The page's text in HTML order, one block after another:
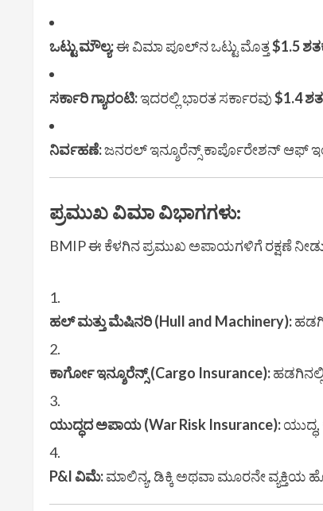
ಒಟ್ಟು ಮೌಲ್ಯ:ಈ ವಿಮಾ ಪೂಲ್‌ನ ಒಟ್ಟು ಮೊತ್ತ$1.5
ಸರ್ಕಾರಿ ಗ್ಯಾರಂಟಿ:ಇದರಲ್ಲಿ ಭಾರತ ಸರ್ಕಾರವು$1.4
ನಿರ್ವಹಣೆ:ಜನರಲ್ ಇನ್ಶೂರೆನ್ಸ್ ಕಾರ್ಪೊರೇಶನ್ ಆಫ್
ಪ್ರಮುಖ ವಿಮಾ ವಿಭಾಗಗಳು:
BMIP ಈ ಕೆಳಗಿನ ಪ್ರಮುಖ ಅಪಾಯಗಳಿಗೆ ರಕ್ಷಣೆ
ಹಲ್ ಮತ್ತು ಮೆಷಿನರಿ (Hull and Machinery):
ಕಾರ್ಗೋ ಇನ್ಶೂರೆನ್ಸ್ (Cargo Insurance):
ಯುದ್ಧದ ಅಪಾಯ (War Risk Insurance):
P&I ವಿಮೆ:ಮಾಲಿನ್ಯ, ಡಿಕ್ಕಿ ಅಥವಾ ಮೂರನೇ